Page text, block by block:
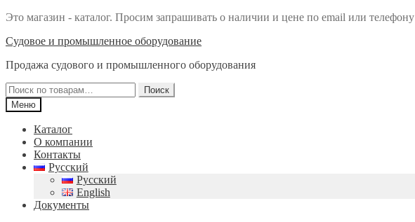
Это магазин - каталог. Просим запрашивать о наличии и цене по email или телефону
Перейти
навигации
Перейти
содержимому
Судовое и промышленное оборудование
Продажа судового и промышленного оборудования
Искать:
Поиск
Меню
Каталог
О компании
Контакты
Русский
Русский
English
Документы